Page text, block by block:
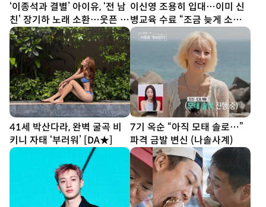
‘이종석과 결별’ 아이유, ‘전 남
친’ 장기하 노래 소환…웃픈 타
이밍
이신영 조용히 입대…이미 신
병교육 수료 “조금 늦게 소식
전해 죄송”
41세 박산다라, 완벽 굴곡 비
키니 자태 ‘부러워’ [DA★]
7기 옥순 “아직 모태 솔로…”
파격 금발 변신 (나솔사계)